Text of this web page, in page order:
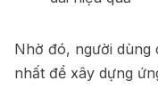
Nhờ đó, người
nhất để xây dựng